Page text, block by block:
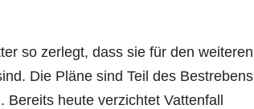
so zerlegt, dass sie für den weiteren
Die Pläne sind Teil des Bestrebens
Bereits heute verzichtet Vattenfall